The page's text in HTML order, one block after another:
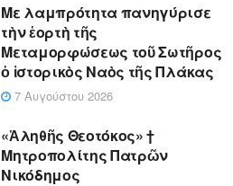
Με λαμπρότητα πανηγύρισε
τὴν ἑορτὴ τῆς
Μεταμορφώσεως τοῦ Σωτῆρος
ὁ ἱστορικὸς Ναὸς τῆς Πλάκας
7 Αυγούστου 2026
«Ἀληθῆς Θεοτόκος» †
Μητροπολίτης Πατρῶν
Νικόδημος